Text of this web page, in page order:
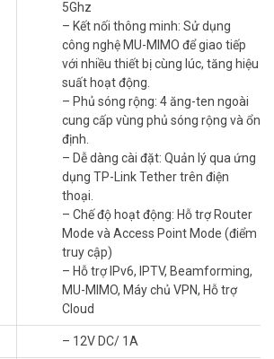
bị 1 cổng WAN Gigabit và 4 cổng LAN Gigabit,
Ethernet thông thường.
Tối ưu hóa băng thông với 450Mbps (thực
– 400Mbps) ở 2.4Ghz và 867Mbps ở
Sử dụng công nghệ MU-MIMO để giao tiếp với
tăng hiệu suất hoạt động.
ten ngoài cung cấp vùng phủ sóng rộng và
lý qua ứng dụng TP-Link Tether trên điện
Hỗ trợ Router Mode và Access Point Mode
MU-MIMO, Máy chủ VPN, Hỗ trợ
× 35 mm
tại Trung Quốc.
5Ghz
– Kết nối thông minh: Sử dụng
công nghệ MU-MIMO để giao tiếp
với nhiều thiết bị cùng lúc, tăng hiệu
suất hoạt động.
– Phủ sóng rộng: 4 ăng-ten ngoài
cung cấp vùng phủ sóng rộng và ổn
định.
– Dễ dàng cài đặt: Quản lý qua ứng
dụng TP-Link Tether trên điện
thoại.
– Chế độ hoạt động: Hỗ trợ Router
Mode và Access Point Mode (điểm
truy cập)
– Hỗ trợ IPv6, IPTV, Beamforming,
MU-MIMO, Máy chủ VPN, Hỗ trợ
Cloud
– 12V DC/ 1A